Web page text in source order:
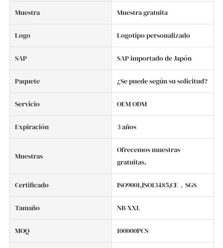
Muestra Muestra gratuita
Logo Logotipo personalizado
SAP SAP importado de Japón
Paquete ¿Se puede según su solicitud?
Servicio OEM ODM
Expiración 3 años
Muestras
Ofrecemos muestras
gratuitas.
Certificado ISO9001,ISO13485,CE，SGS
Tamaño NB-XXL
MOQ 100000PCS